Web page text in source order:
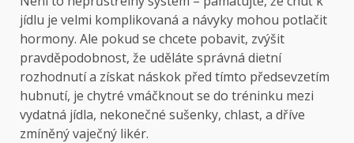
jídlu je velmi komplikovaná a návyky mohou potlačit
hormony. Ale pokud se chcete pobavit, zvýšit
pravděpodobnost, že uděláte správná dietní
rozhodnutí a získat náskok před tímto předsevzetím
hubnutí, je chytré vmáčknout se do tréninku mezi
vydatná jídla, nekonečné sušenky, chlast, a dříve
zmíněný vaječný likér.